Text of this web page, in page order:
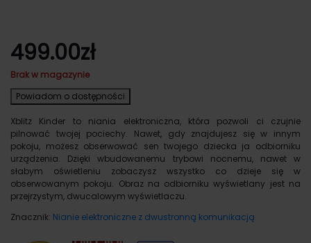
499.00zł
Brak w magazynie
Powiadom o dostępności
Xblitz Kinder to niania elektroniczna, która pozwoli ci czujnie
pilnować twojej pociechy. Nawet, gdy znajdujesz się w innym
pokoju, możesz obserwować sen twojego dziecka ja odbiorniku
urządzenia. Dzięki wbudowanemu trybowi nocnemu, nawet w
słabym oświetleniu zobaczysz wszystko co dzieje się w
obserwowanym pokoju. Obraz na odbiorniku wyświetlany jest na
przejrzystym, dwucalowym wyświetlaczu.
Znacznik: Nianie elektroniczne z dwustronną komunikacją